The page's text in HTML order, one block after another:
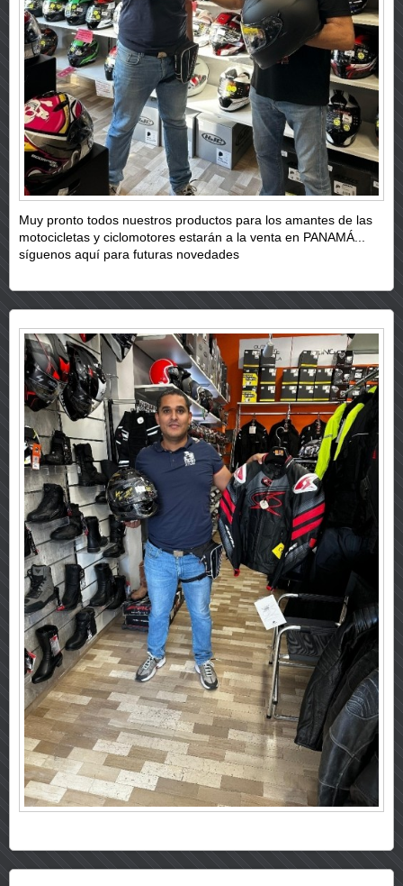
Muy pronto todos nuestros productos para los amantes de las
motocicletas y ciclomotores estarán a la venta en PANAMÁ...
síguenos aquí para futuras novedades